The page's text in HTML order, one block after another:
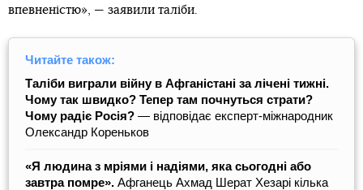
впевненістю», — заявили таліби.
Читайте також:
Таліби виграли війну в Афганістані за лічені тижні.
Чому так швидко? Тепер там почнуться страти?
Чому радіє Росія? — відповідає експерт-міжнародник
Олександр Кореньков
«Я людина з мріями і надіями, яка сьогодні або
завтра помре». Афганець Ахмад Шерат Хезарі кілька